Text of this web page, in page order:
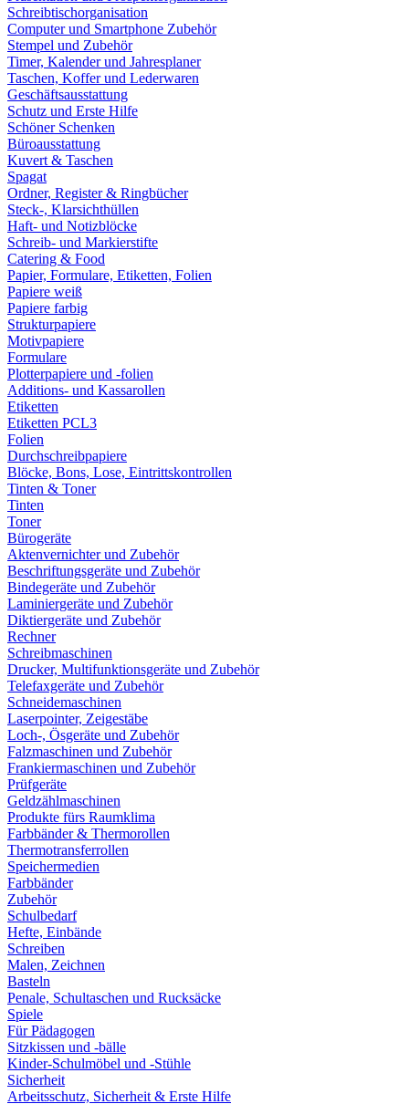
Schreibtischorganisation
Computer und Smartphone Zubehör
Stempel und Zubehör
Timer, Kalender und Jahresplaner
Taschen, Koffer und Lederwaren
Geschäftsausstattung
Schutz und Erste Hilfe
Schöner Schenken
Büroausstattung
Kuvert & Taschen
Spagat
Ordner, Register & Ringbücher
Steck-, Klarsichthüllen
Haft- und Notizblöcke
Schreib- und Markierstifte
Catering & Food
Papier, Formulare, Etiketten, Folien
Papiere weiß
Papiere farbig
Strukturpapiere
Motivpapiere
Formulare
Plotterpapiere und -folien
Additions- und Kassarollen
Etiketten
Etiketten PCL3
Folien
Durchschreibpapiere
Blöcke, Bons, Lose, Eintrittskontrollen
Tinten & Toner
Tinten
Toner
Bürogeräte
Aktenvernichter und Zubehör
Beschriftungsgeräte und Zubehör
Bindegeräte und Zubehör
Laminiergeräte und Zubehör
Diktiergeräte und Zubehör
Rechner
Schreibmaschinen
Drucker, Multifunktionsgeräte und Zubehör
Telefaxgeräte und Zubehör
Schneidemaschinen
Laserpointer, Zeigestäbe
Loch-, Ösgeräte und Zubehör
Falzmaschinen und Zubehör
Frankiermaschinen und Zubehör
Prüfgeräte
Geldzählmaschinen
Produkte fürs Raumklima
Farbbänder & Thermorollen
Thermotransferrollen
Speichermedien
Farbbänder
Zubehör
Schulbedarf
Hefte, Einbände
Schreiben
Malen, Zeichnen
Basteln
Penale, Schultaschen und Rucksäcke
Spiele
Für Pädagogen
Sitzkissen und -bälle
Kinder-Schulmöbel und -Stühle
Sicherheit
Arbeitsschutz, Sicherheit & Erste Hilfe